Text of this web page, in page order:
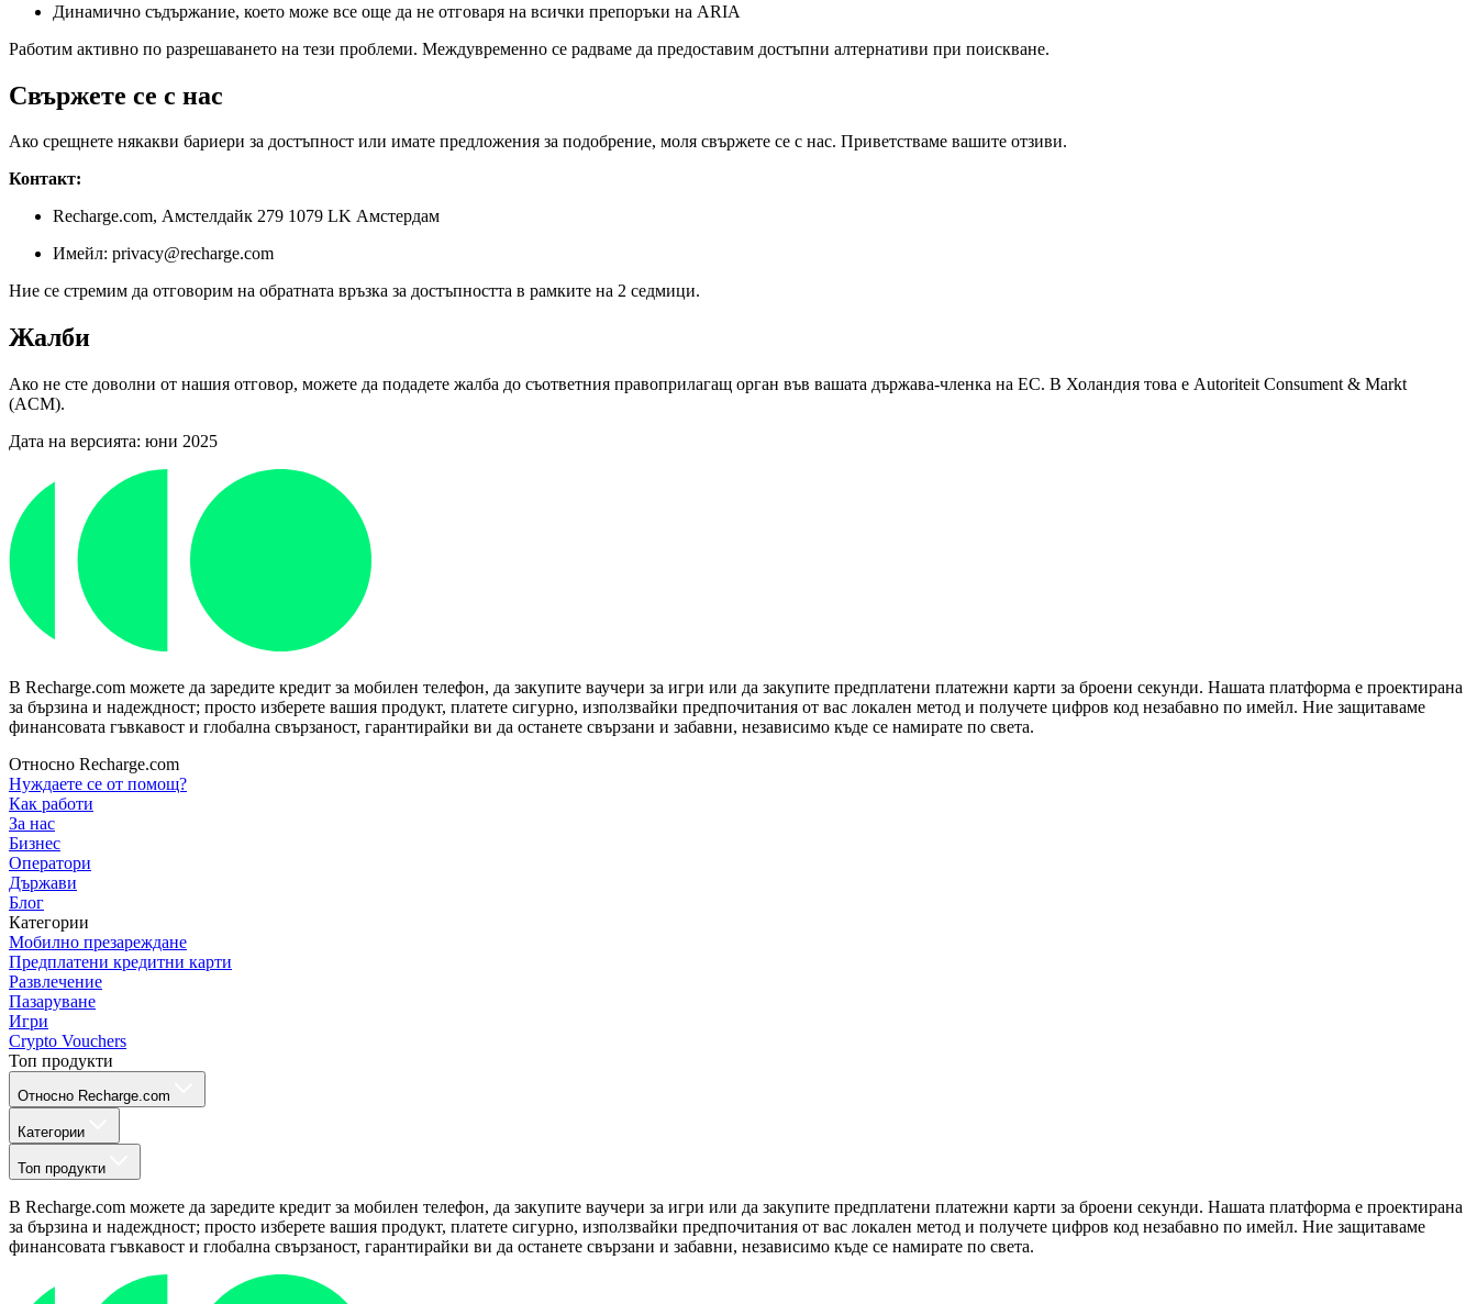
Динамично съдържание, което може все още да не отговаря на всички препоръки на ARIA
Работим активно по разрешаването на тези проблеми. Междувременно се радваме да предоставим достъпни алтернативи при поискване.
Свържете се с нас
Ако срещнете някакви бариери за достъпност или имате предложения за подобрение, моля свържете се с нас. Приветстваме вашите отзиви.
Контакт:
Recharge.com, Амстелдайк 279 1079 LK Амстердам
Имейл: privacy@recharge.com
Ние се стремим да отговорим на обратната връзка за достъпността в рамките на 2 седмици.
Жалби
Ако не сте доволни от нашия отговор, можете да подадете жалба до съответния правоприлагащ орган във вашата държава-членка на ЕС. В Холандия това е Autoriteit Consument & Markt
(ACM).
Дата на версията: юни 2025
В Recharge.com можете да заредите кредит за мобилен телефон, да закупите ваучери за игри или да закупите предплатени платежни карти за броени секунди. Нашата платформа е проектирана
за бързина и надеждност; просто изберете вашия продукт, платете сигурно, използвайки предпочитания от вас локален метод и получете цифров код незабавно по имейл. Ние защитаваме
финансовата гъвкавост и глобална свързаност, гарантирайки ви да останете свързани и забавни, независимо къде се намирате по света.
Относно Recharge.com
Нуждаете се от помощ?
Как работи
За нас
Бизнес
Оператори
Държави
Блог
Категории
Мобилно презареждане
Предплатени кредитни карти
Развлечение
Пазаруване
Игри
Crypto Vouchers
Топ продукти
Относно Recharge.com
Категории
Топ продукти
В Recharge.com можете да заредите кредит за мобилен телефон, да закупите ваучери за игри или да закупите предплатени платежни карти за броени секунди. Нашата платформа е проектирана
за бързина и надеждност; просто изберете вашия продукт, платете сигурно, използвайки предпочитания от вас локален метод и получете цифров код незабавно по имейл. Ние защитаваме
финансовата гъвкавост и глобална свързаност, гарантирайки ви да останете свързани и забавни, независимо къде се намирате по света.